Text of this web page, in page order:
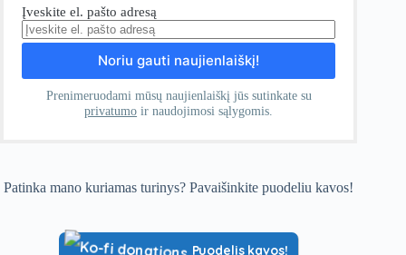
Įveskite el. pašto adresą
Prenimeruodami mūsų naujienlaiškį jūs sutinkate su
privatumo ir naudojimosi sąlygomis.
Patinka mano kuriamas turinys? Pavaišinkite puodeliu kavos!
Puodelis kavos!